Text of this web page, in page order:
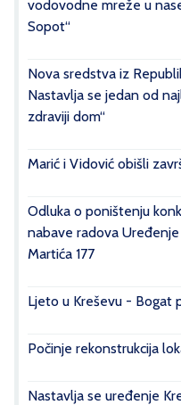
vodovodne mreže u
Sopot“
Nova sredstva iz
Nastavlja se jedan od
zdraviji dom“
Marić i Vidović obišli
Odluka o poništenju
nabave radova
Martića 177
Ljeto u Kreševu - Bogat
Počinje rekonstrukcija
Nastavlja se uređenje